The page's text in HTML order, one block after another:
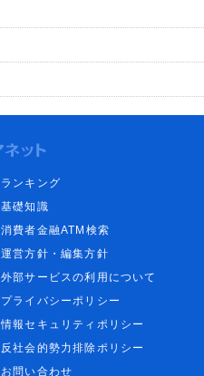
ランキング
基礎知識
消費者金融ATM検索
運営方針・編集方針
外部サービスの利用について
プライバシーポリシー
情報セキュリティポリシー
反社会的勢力排除ポリシー
お問い合わせ